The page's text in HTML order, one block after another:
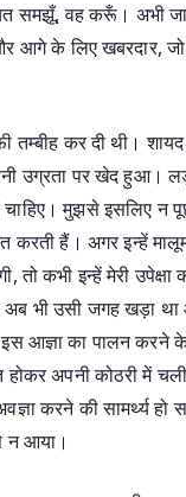
समझूँ, वह करूँ। अभी
आगे के लिए खबरदार, जो
तम्बीह कर दी थी।
उग्रता पर खेद हुआ।
मुझसे इसलिए न
हैं। अगर इन्हें
तो कभी इन्हें मेरी
अब भी उसी जगह खड़ा
इस आज्ञा का पालन
अपनी कोठरी में
करने की सामर्थ्य हो
न आया।